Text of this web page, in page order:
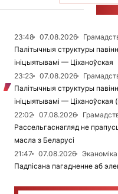
23:48 07.08.2026
Палітычныя структуры
ініцыятывамі — Ціханоўская
23:23
07.08.2026
Палітычныя структуры
ініцыятывамі — Ціханоўская
22:02
07.08.2026
Рассельгаснагляд не
масла з Беларусі
21:47
07.08.2026
Эканоміка
Падпісана пагадненне аб